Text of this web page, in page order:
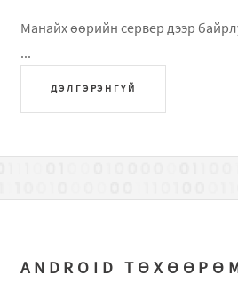
Манайх өөрийн сервер дээр
...
ДЭЛГЭРЭНГҮЙ
ANDROID